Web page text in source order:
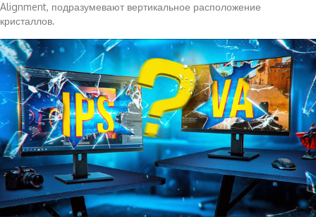
Alignment, подразумевают вертикальное расположение
кристаллов.